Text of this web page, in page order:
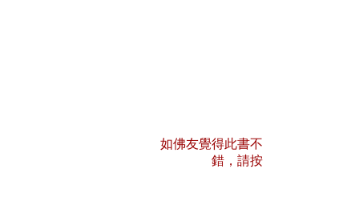
如佛友覺得此書不
錯，請按